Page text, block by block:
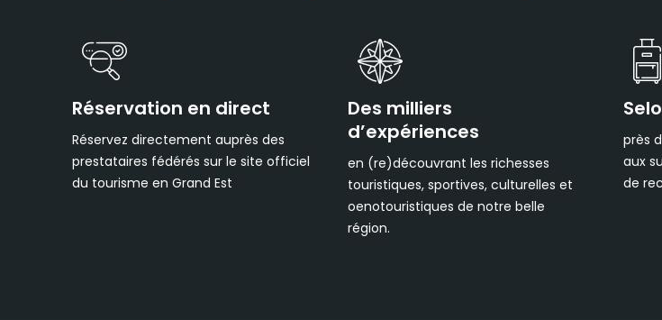
Réservation en direct
Réservez directement auprès des
prestataires fédérés sur le site officiel
du tourisme en Grand Est
Des milliers
d’expériences
en (re)découvrant les richesses
touristiques, sportives, culturelles et
oenotouristiques de notre belle
région.
près
aux
de